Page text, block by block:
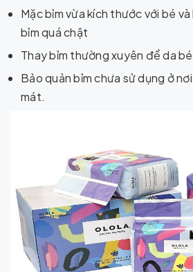
Mặc bỉm vừa kích thước với bé
bỉm quá chật
Thay bỉm thường xuyên để da
Bảo quản bỉm chưa sử dụng ở
mát.